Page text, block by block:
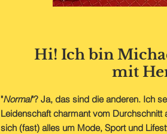
Hi! Ich bin
mit
"Normal"? Ja, das sind die anderen. Ich
Leidenschaft charmant vom
sich (fast) alles um Mode, Sport und